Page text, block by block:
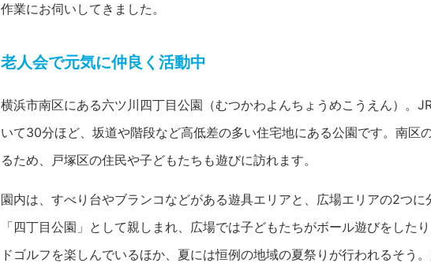
作業にお伺いしてきました。
老人会で元気に仲良く活動中
横浜市南区にある六ツ川四丁目公園（むつかわよんちょうめこうえん）。
いて30分ほど、坂道や階段など高低差の多い住宅地にある公園です。南区
るため、戸塚区の住民や子どもたちも遊びに訪れます。
園内は、すべり台やブランコなどがある遊具エリアと、広場エリアの2つ
「四丁目公園」として親しまれ、広場では子どもたちがボール遊びをした
ドゴルフを楽しんでいるほか、夏には恒例の地域の夏祭りが行われるそう